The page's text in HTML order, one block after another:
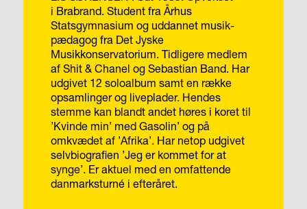
i Brabrand. Student fra Århus
Statsgymnasium og uddannet musik-
pædagog fra Det Jyske
Musikkonservatorium. Tidligere medlem
af Shit & Chanel og Sebastian Band. Har
udgivet 12 soloalbum samt en række
opsamlinger og liveplader. Hendes
stemme kan blandt andet høres i koret til
’Kvinde min’ med Gasolin’ og på
omkvædet af ’Afrika’. Har netop udgivet
selvbiografien ’Jeg er kommet for at
synge’. Er aktuel med en omfattende
danmarksturné i efteråret.